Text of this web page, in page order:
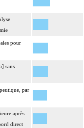
pour
sans
par
après
direct